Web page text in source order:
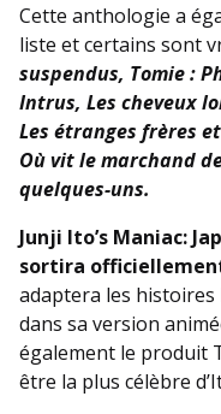
Cette anthologie a
liste et certains sont
suspendus, Tomie :
Intrus, Les cheveux
Les étranges frères
Où vit le marchand
quelques-uns.
Junji Ito’s Maniac:
sortira
adaptera les
dans sa version
également le produit
être la plus célèbre